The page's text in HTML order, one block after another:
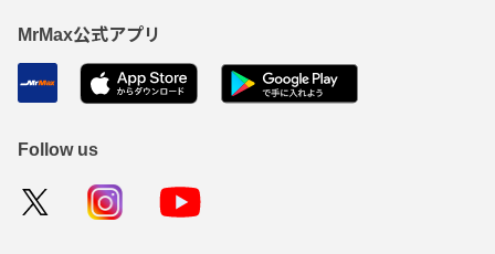
MrMax公式アプリ
Follow us